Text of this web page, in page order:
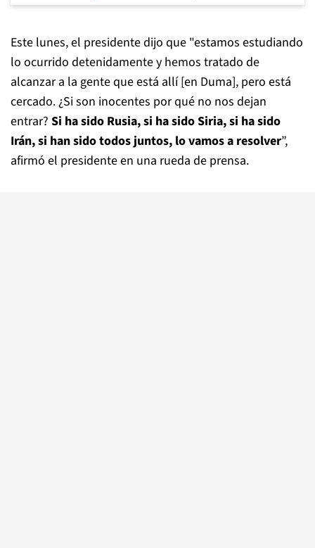
Este lunes, el presidente dijo que "estamos estudiando
lo ocurrido detenidamente y hemos tratado de
alcanzar a la gente que está allí [en Duma], pero está
cercado. ¿Si son inocentes por qué no nos dejan
entrar? Si ha sido Rusia, si ha sido Siria, si ha sido
Irán, si han sido todos juntos, lo vamos a resolver”,
afirmó el presidente en una rueda de prensa.